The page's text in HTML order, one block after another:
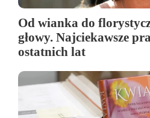
Od wianka do
głowy. Najciekawsze
ostatnich lat